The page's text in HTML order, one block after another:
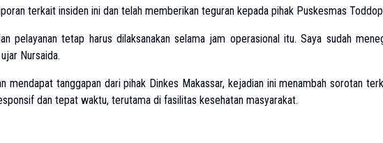
terkait insiden ini dan telah memberikan teguran kepada pihak Puskesmas
pelayanan tetap harus dilaksanakan selama jam operasional itu. Saya sudah
Nursaida.
mendapat tanggapan dari pihak Dinkes Makassar, kejadian ini menambah sorotan
dan tepat waktu, terutama di fasilitas kesehatan masyarakat.